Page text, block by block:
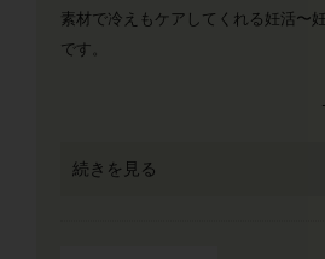
素材で冷えもケアしてくれる妊活〜
です。
続きを見る